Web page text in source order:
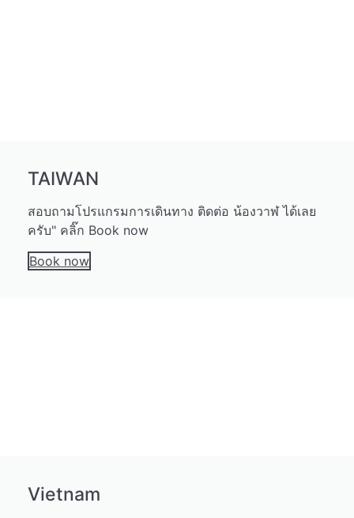
TAIWAN
สอบถามโปรแกรมการเดินทาง ติดต่อ น้องวาฬ ได้เลย
ครับ" คลิ๊ก Book now
Book now
Vietnam